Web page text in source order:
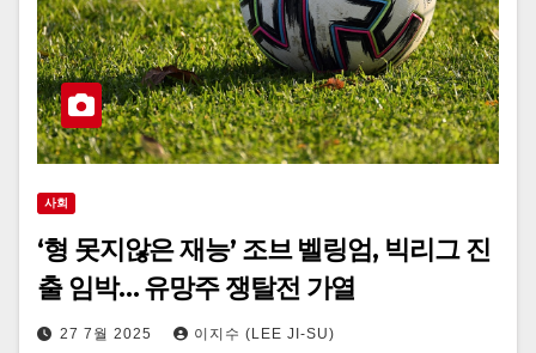
사회
‘형 못지않은 재능’ 조브 벨링엄, 빅리그 진
출 임박… 유망주 쟁탈전 가열
27 7월 2025 이지수 (LEE JI-SU)